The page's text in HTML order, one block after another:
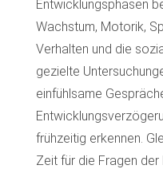
Entwicklungsphasen
Wachstum, Motorik,
Verhalten und die
gezielte
einfühlsame
frühzeitig erkennen.
Zeit für die Fragen der